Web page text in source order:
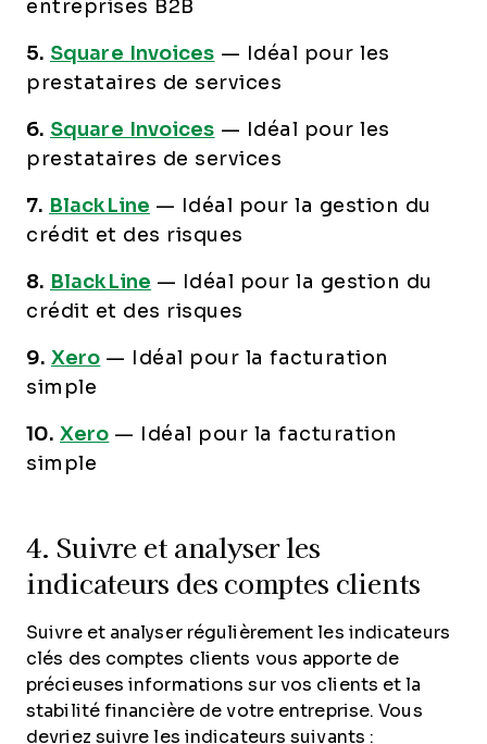
entreprises B2B
5. Square Invoices —
Idéal pour les
prestataires de services
6. Square Invoices —
Idéal pour les
prestataires de services
7. BlackLine —
Idéal pour la gestion du
crédit et des risques
8. BlackLine —
Idéal pour la gestion du
crédit et des risques
9. Xero —
Idéal pour la facturation
simple
10. Xero —
Idéal pour la facturation
simple
4. Suivre et analyser les
indicateurs des comptes clients
Suivre et analyser régulièrement les indicateurs
clés des comptes clients vous apporte de
précieuses informations sur vos clients et la
stabilité financière de votre entreprise. Vous
devriez suivre les indicateurs suivants :